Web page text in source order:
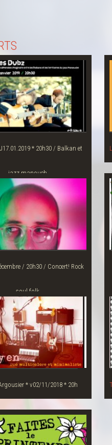
jazz manouch
soul folk
* v02/11/2018 * 20h